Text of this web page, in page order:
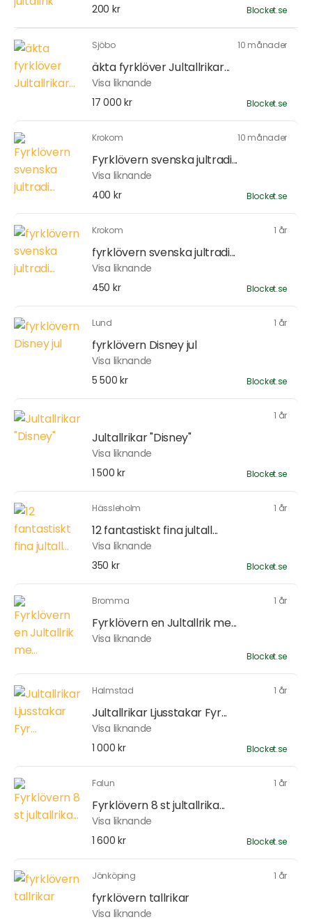
200 kr
Blocket.se
Sjöbo 10 månader
äkta fyrklöver Jultallrikar...
Visa liknande
17 000 kr
Blocket.se
Krokom 10 månader
Fyrklövern svenska jultradi...
Visa liknande
400 kr
Blocket.se
Krokom 1 år
fyrklövern svenska jultradi...
Visa liknande
450 kr
Blocket.se
Lund 1 år
fyrklövern Disney jul
Visa liknande
5 500 kr
Blocket.se
1 år
Jultallrikar "Disney"
Visa liknande
1 500 kr
Blocket.se
Hässleholm 1 år
12 fantastiskt fina jultall...
Visa liknande
350 kr
Blocket.se
Bromma 1 år
Fyrklövern en Jultallrik me...
Visa liknande
Blocket.se
Halmstad 1 år
Jultallrikar Ljusstakar Fyr...
Visa liknande
1 000 kr
Blocket.se
Falun 1 år
Fyrklövern 8 st jultallrika...
Visa liknande
1 600 kr
Blocket.se
Jönköping 1 år
fyrklövern tallrikar
Visa liknande